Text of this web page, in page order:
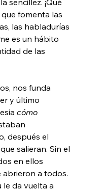
fomenta las
las habladurías
es un hábito
de las
nos funda
y último
cómo
después el
salieran. Sin el
en ellos
abrieron a todos.
le da vuelta a